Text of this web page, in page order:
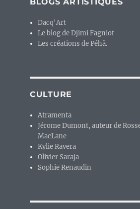
Dacq'Art
Le blog de Djimi Fagniot
Les créations de Péhä.
CULTURE
Atramenta
Jérome Dumont, auteur de
MacLane
Kylie Ravera
Olivier Saraja
Sophie Renaudin